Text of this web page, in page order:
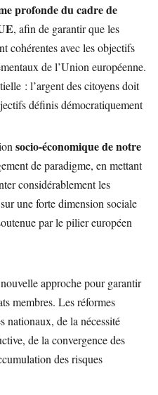
profonde du cadre de
, afin de garantir que les
cohérentes avec les objectifs
de l’Union européenne.
: l’argent des citoyens doit
définis démocratiquement
socio-économique de notre
de paradigme, en mettant
considérablement les
une forte dimension sociale
par le pilier européen
approche pour garantir
membres. Les réformes
nationaux, de la nécessité
de la convergence des
des risques